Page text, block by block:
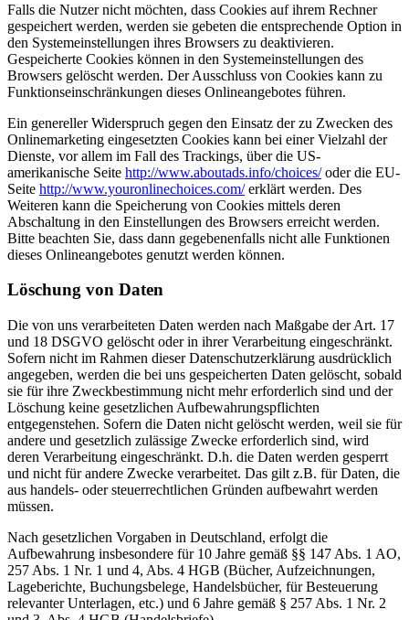
Falls die Nutzer nicht möchten, dass Cookies auf ihrem Rechner
gespeichert werden, werden sie gebeten die entsprechende Option in
den Systemeinstellungen ihres Browsers zu deaktivieren.
Gespeicherte Cookies können in den Systemeinstellungen des
Browsers gelöscht werden. Der Ausschluss von Cookies kann zu
Funktionseinschränkungen dieses Onlineangebotes führen.
Ein genereller Widerspruch gegen den Einsatz der zu Zwecken des
Onlinemarketing eingesetzten Cookies kann bei einer Vielzahl der
Dienste, vor allem im Fall des Trackings, über die US-
amerikanische Seite http://www.aboutads.info/choices/oder die EU-
Seite http://www.youronlinechoices.com/erklärt werden. Des
Weiteren kann die Speicherung von Cookies mittels deren
Abschaltung in den Einstellungen des Browsers erreicht werden.
Bitte beachten Sie, dass dann gegebenenfalls nicht alle Funktionen
dieses Onlineangebotes genutzt werden können.
Löschung von Daten
Die von uns verarbeiteten Daten werden nach Maßgabe der Art. 17
und 18 DSGVO gelöscht oder in ihrer Verarbeitung eingeschränkt.
Sofern nicht im Rahmen dieser Datenschutzerklärung ausdrücklich
angegeben, werden die bei uns gespeicherten Daten gelöscht, sobald
sie für ihre Zweckbestimmung nicht mehr erforderlich sind und der
Löschung keine gesetzlichen Aufbewahrungspflichten
entgegenstehen. Sofern die Daten nicht gelöscht werden, weil sie für
andere und gesetzlich zulässige Zwecke erforderlich sind, wird
deren Verarbeitung eingeschränkt. D.h. die Daten werden gesperrt
und nicht für andere Zwecke verarbeitet. Das gilt z.B. für Daten, die
aus handels- oder steuerrechtlichen Gründen aufbewahrt werden
müssen.
Nach gesetzlichen Vorgaben in Deutschland, erfolgt die
Aufbewahrung insbesondere für 10 Jahre gemäß §§ 147 Abs. 1 AO,
257 Abs. 1 Nr. 1 und 4, Abs. 4 HGB (Bücher, Aufzeichnungen,
Lageberichte, Buchungsbelege, Handelsbücher, für Besteuerung
relevanter Unterlagen, etc.) und 6 Jahre gemäß § 257 Abs. 1 Nr. 2